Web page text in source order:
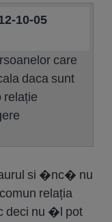
10-05
care
daca sunt
relație
si �nc� nu
relația
deci nu �l pot